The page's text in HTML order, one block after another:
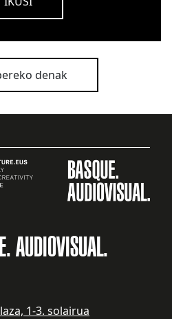
denak
AUDIOVISUAL.
1-3. solairua